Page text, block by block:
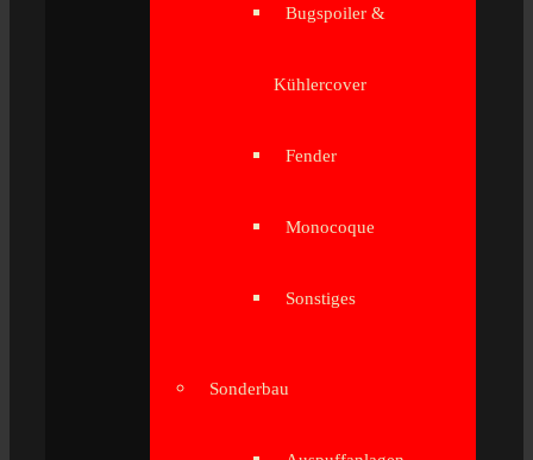
Bugspoiler &
Kühlercover
Fender
Monocoque
Sonstiges
Sonderbau